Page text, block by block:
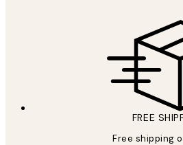
FREE
Free shipping